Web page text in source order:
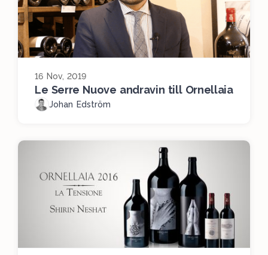
16 Nov, 2019
Le Serre Nuove andravin till Ornellaia
Johan Edström